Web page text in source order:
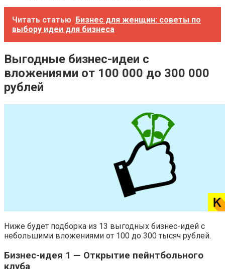
Читать статью Бизнес для женщин: советы по
выбору идеи для бизнеса
Выгодные бизнес-идеи с
вложениями от 100 000 до 300 000
рублей
Ниже будет подборка из 13 выгодных бизнес-идей с
небольшими вложениями от 100 до 300 тысяч рублей.
Бизнес-идея 1 — Открытие пейнтбольного
клуба